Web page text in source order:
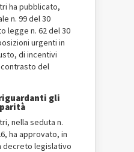
ha pubblicato,
n. 99 del 30
legge n. 62 del 30
urgenti in
di incentivi
contrasto del
gli
nella seduta n.
ha approvato, in
decreto legislativo